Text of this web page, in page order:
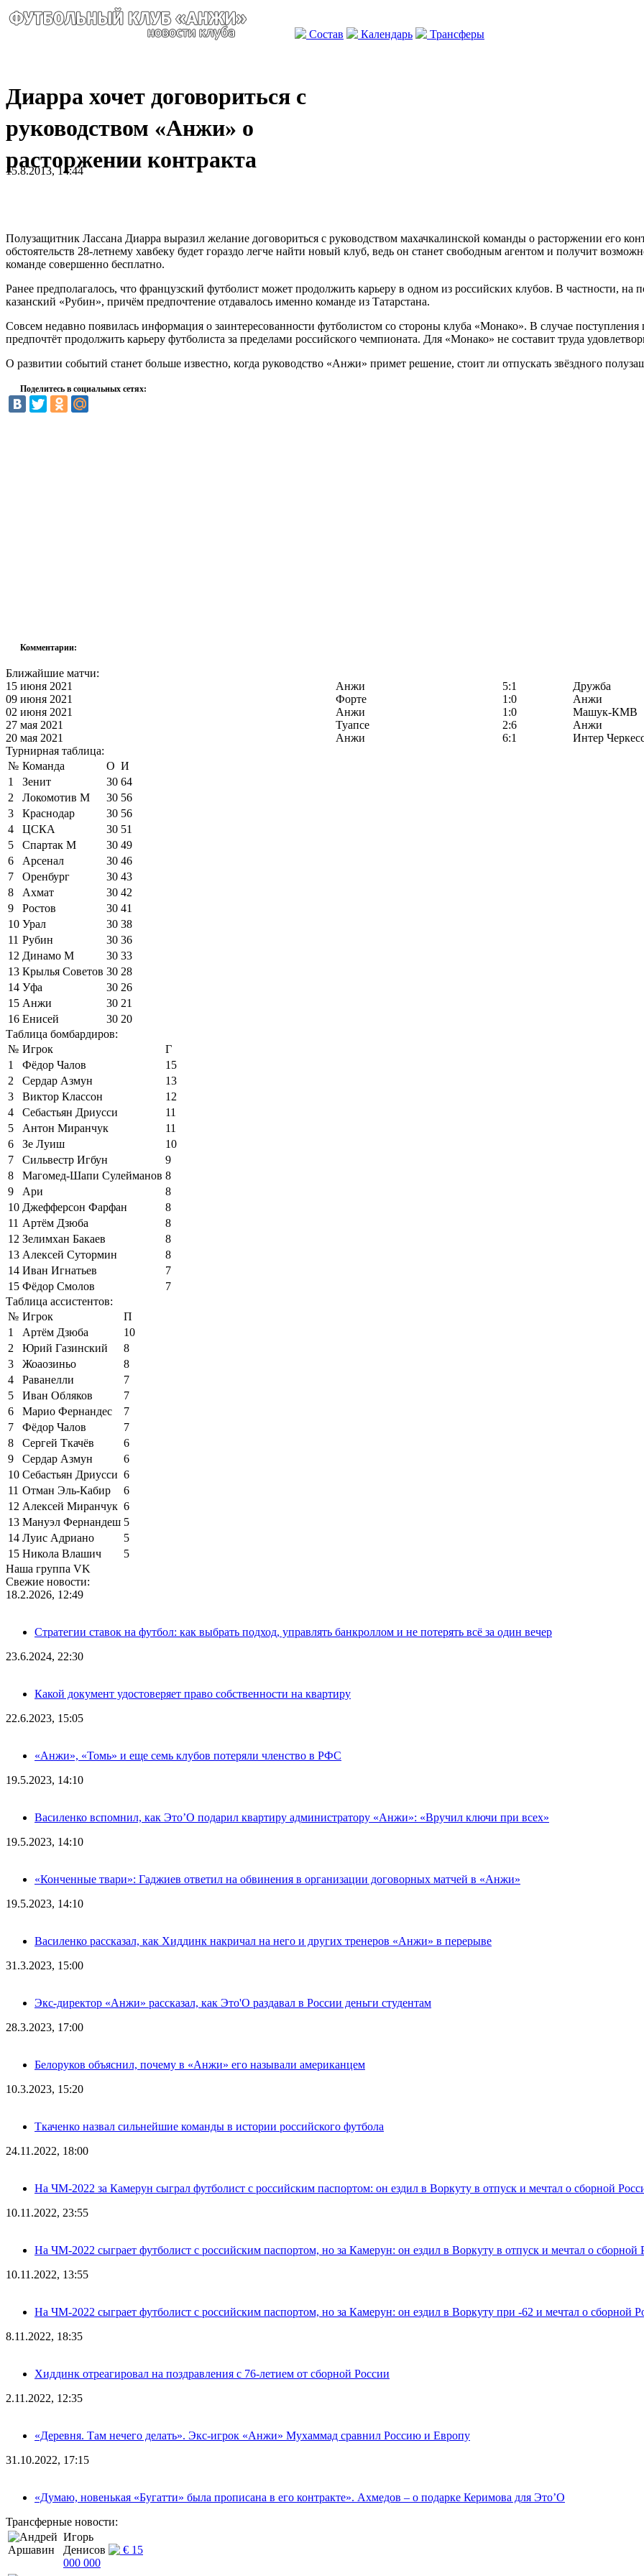
Состав Календарь Трансферы
Диарра хочет договориться с
руководством «Анжи» о
расторжении контракта
15.8.2013, 14:44
Полузащитник Лассана Диарра выразил желание договориться с руководством махачкалинской команды о расторжении его
обстоятельств 28-летнему хавбеку будет гораздо легче найти новый клуб, ведь он станет свободным агентом и получит
команде совершенно бесплатно.
Ранее предполагалось, что французский футболист может продолжить карьеру в одном из российских клубов. В частности,
казанский «Рубин», причём предпочтение отдавалось именно команде из Татарстана.
Совсем недавно появилась информация о заинтересованности футболистом со стороны клуба «Монако». В случае
предпочтёт продолжить карьеру футболиста за пределами российского чемпионата. Для «Монако» не составит труда
О развитии событий станет больше известно, когда руководство «Анжи» примет решение, стоит ли отпускать звёздного
Поделитесь в социальных сетях:
Комментарии:
Ближайшие матчи:
15 июня 2021
Анжи 5:1
Дружба
09 июня 2021
Форте 1:0
Анжи
02 июня 2021
Анжи 1:0
Машук-КМВ
27 мая 2021
Туапсе 2:6
Анжи
20 мая 2021
Анжи 6:1
Интер
Турнирная таблица:
№ Команда О И
1
Зенит 30 64
2
Локомотив М 30 56
3
Краснодар 30 56
4
ЦСКА 30 51
5
Спартак М 30 49
6
Арсенал 30 46
7
Оренбург 30 43
8
Ахмат 30 42
9
Ростов 30 41
10 Урал 30 38
11 Рубин 30 36
12 Динамо М 30 33
13 Крылья Советов 30 28
14 Уфа 30 26
15 Анжи 30 21
16 Енисей 30 20
Таблица бомбардиров:
№ Игрок
Г
1
Фёдор Чалов
15
2
Сердар Азмун
13
3
Виктор Классон
12
4
Себастьян Дриусси
11
5
Антон Миранчук
11
6
Зе Луиш
10
7
Сильвестр Игбун
9
8
Магомед-Шапи Сулейманов 8
9
Ари
8
10 Джефферсон Фарфан
8
11 Артём Дзюба
8
12 Зелимхан Бакаев
8
13 Алексей Сутормин
8
14 Иван Игнатьев
7
15 Фёдор Смолов
7
Таблица ассистентов:
№ Игрок
П
1
Артём Дзюба
10
2
Юрий Газинский
8
3
Жоаозиньо
8
4
Раванелли
7
5
Иван Обляков
7
6
Марио Фернандес
7
7
Фёдор Чалов
7
8
Сергей Ткачёв
6
9
Сердар Азмун
6
10 Себастьян Дриусси 6
11 Отман Эль-Кабир
6
12 Алексей Миранчук 6
13 Мануэл Фернандеш 5
14 Луис Адриано
5
15 Никола Влашич
5
Наша группа VK
Свежие новости:
18.2.2026, 12:49
Стратегии ставок на футбол: как выбрать подход, управлять банкроллом и не потерять всё за один вечер
23.6.2024, 22:30
Какой документ удостоверяет право собственности на квартиру
22.6.2023, 15:05
«Анжи», «Томь» и еще семь клубов потеряли членство в РФС
19.5.2023, 14:10
Василенко вспомнил, как Это’О подарил квартиру администратору «Анжи»: «Вручил ключи при всех»
19.5.2023, 14:10
«Конченные твари»: Гаджиев ответил на обвинения в организации договорных матчей в «Анжи»
19.5.2023, 14:10
Василенко рассказал, как Хиддинк накричал на него и других тренеров «Анжи» в перерыве
31.3.2023, 15:00
Экс-директор «Анжи» рассказал, как Это'О раздавал в России деньги студентам
28.3.2023, 17:00
Белоруков объяснил, почему в «Анжи» его называли американцем
10.3.2023, 15:20
Ткаченко назвал сильнейшие команды в истории российского футбола
24.11.2022, 18:00
На ЧМ-2022 за Камерун сыграл футболист с российским паспортом: он ездил в Воркуту в отпуск и мечтал о сборной
10.11.2022, 23:55
На ЧМ-2022 сыграет футболист с российским паспортом, но за Камерун: он ездил в Воркуту в отпуск и мечтал о сборной
10.11.2022, 13:55
На ЧМ-2022 сыграет футболист с российским паспортом, но за Камерун: он ездил в Воркуту при -62 и мечтал о сборной
8.11.2022, 18:35
Хиддинк отреагировал на поздравления с 76-летием от сборной России
2.11.2022, 12:35
«Деревня. Там нечего делать». Экс-игрок «Анжи» Мухаммад сравнил Россию и Европу
31.10.2022, 17:15
«Думаю, новенькая «Бугатти» была прописана в его контракте». Ахмедов – о подарке Керимова для Это’О
Трансферные новости:
Игорь
Денисов
€ 15
000 000